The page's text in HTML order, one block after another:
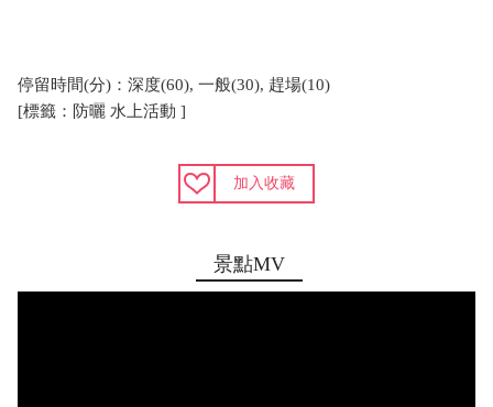
停留時間(分)：深度(60), 一般(30), 趕場(10)
[標籤：防曬 水上活動 ]
加入收藏
景點MV